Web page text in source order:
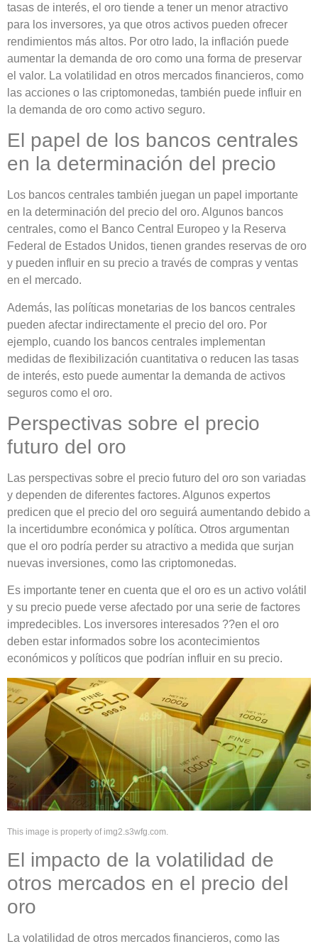
tasas de interés, el oro tiende a tener un menor atractivo
para los inversores, ya que otros activos pueden ofrecer
rendimientos más altos. Por otro lado, la inflación puede
aumentar la demanda de oro como una forma de preservar
el valor. La volatilidad en otros mercados financieros, como
las acciones o las criptomonedas, también puede influir en
la demanda de oro como activo seguro.
El papel de los bancos centrales
en la determinación del precio
Los bancos centrales también juegan un papel importante
en la determinación del precio del oro. Algunos bancos
centrales, como el Banco Central Europeo y la Reserva
Federal de Estados Unidos, tienen grandes reservas de oro
y pueden influir en su precio a través de compras y ventas
en el mercado.
Además, las políticas monetarias de los bancos centrales
pueden afectar indirectamente el precio del oro. Por
ejemplo, cuando los bancos centrales implementan
medidas de flexibilización cuantitativa o reducen las tasas
de interés, esto puede aumentar la demanda de activos
seguros como el oro.
Perspectivas sobre el precio
futuro del oro
Las perspectivas sobre el precio futuro del oro son variadas
y dependen de diferentes factores. Algunos expertos
predicen que el precio del oro seguirá aumentando debido a
la incertidumbre económica y política. Otros argumentan
que el oro podría perder su atractivo a medida que surjan
nuevas inversiones, como las criptomonedas.
Es importante tener en cuenta que el oro es un activo volátil
y su precio puede verse afectado por una serie de factores
impredecibles. Los inversores interesados ??en el oro
deben estar informados sobre los acontecimientos
económicos y políticos que podrían influir en su precio.
This image is property of img2.s3wfg.com.
El impacto de la volatilidad de
otros mercados en el precio del
oro
La volatilidad de otros mercados financieros, como las